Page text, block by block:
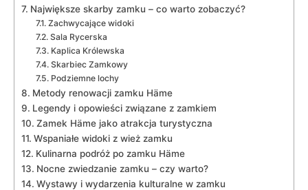
Największe ‌skarby zamku⁤ – co warto ‌zobaczyć?
Zachwycające widoki
Sala Rycerska
Kaplica Królewska
Skarbiec Zamkowy
Podziemne lochy
Metody renowacji zamku⁣ Häme
Legendy i opowieści ⁣związane z zamkiem
Zamek ‍Häme⁢ jako atrakcja turystyczna
Wspaniałe widoki z wież zamku
Kulinarna podróż po zamku Häme
Nocne zwiedzanie zamku – czy warto?
Wystawy i wydarzenia kulturalne w zamku